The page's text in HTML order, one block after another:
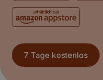
7 Tage kostenlos